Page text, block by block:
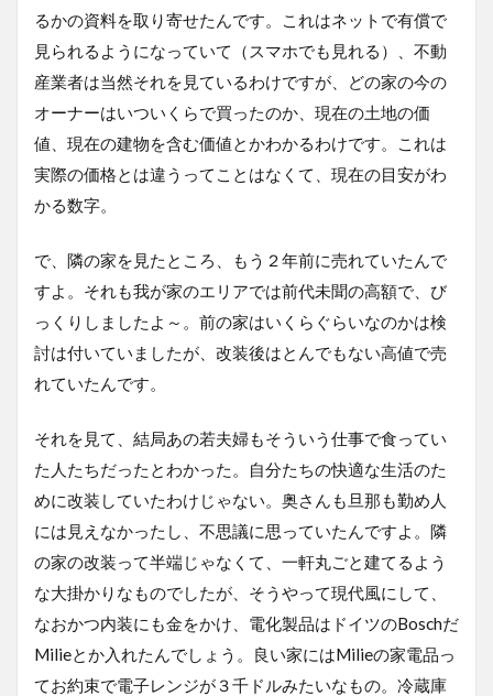
るかの資料を取り寄せたんです。これはネットで有償で
見られるようになっていて（スマホでも見れる）、不動
産業者は当然それを見ているわけですが、どの家の今の
オーナーはいついくらで買ったのか、現在の土地の価
値、現在の建物を含む価値とかわかるわけです。これは
実際の価格とは違うってことはなくて、現在の目安がわ
かる数字。
で、隣の家を見たところ、もう２年前に売れていたんで
すよ。それも我が家のエリアでは前代未聞の高額で、び
っくりしましたよ～。前の家はいくらぐらいなのかは検
討は付いていましたが、改装後はとんでもない高値で売
れていたんです。
それを見て、結局あの若夫婦もそういう仕事で食ってい
た人たちだったとわかった。自分たちの快適な生活のた
めに改装していたわけじゃない。奥さんも旦那も勤め人
には見えなかったし、不思議に思っていたんですよ。隣
の家の改装って半端じゃなくて、一軒丸ごと建てるよう
な大掛かりなものでしたが、そうやって現代風にして、
なおかつ内装にも金をかけ、電化製品はドイツのBoschだ
Milieとか入れたんでしょう。良い家にはMilieの家電品っ
てお約束で電子レンジが３千ドルみたいなもの。冷蔵庫